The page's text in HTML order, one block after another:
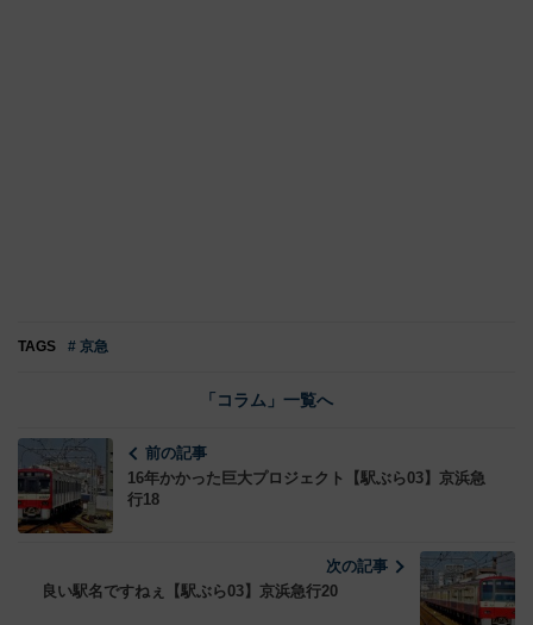
TAGS # 京急
「コラム」一覧へ
前の記事
16年かかった巨大プロジェクト【駅ぶら03】京浜急
行18
次の記事
良い駅名ですねぇ【駅ぶら03】京浜急行20